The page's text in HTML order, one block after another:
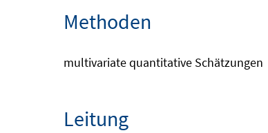
Methoden
multivariate quantitative Schätzungen
Leitung